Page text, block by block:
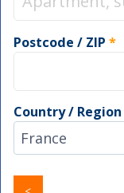
suite,
etc.(optional)
Postcode / ZIP *
Country / Region
France